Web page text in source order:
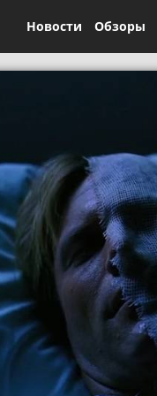
Новости Обзоры